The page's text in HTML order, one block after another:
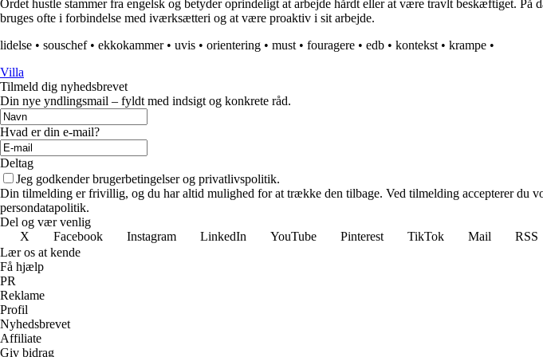
Ordet hustle stammer fra engelsk og betyder oprindeligt at arbejde hårdt eller at være travlt beskæftiget.
bruges ofte i forbindelse med iværksætteri og at være proaktiv i sit arbejde.
lidelse • souschef• ekkokammer• uvis • orientering • must • fouragere • edb • kontekst • krampe •
Villa
Tilmeld dig nyhedsbrevet
Din nye yndlingsmail – fyldt med indsigt og konkrete råd.
Hvad er din e-mail?
Deltag
Jeg godkender brugerbetingelser og privatlivspolitik.
Din tilmelding er frivillig, og du har altid mulighed for at trække den tilbage. Ved tilmelding accepterer du
persondatapolitik.
Del og vær venlig
X
Facebook Instagram LinkedIn YouTube Pinterest TikTok Mail
RSS
Lær os at kende
Få hjælp
PR
Reklame
Profil
Nyhedsbrevet
Affiliate
Giv bidrag